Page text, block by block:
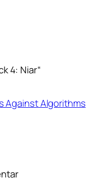
4: Niar“
Against Algorithms